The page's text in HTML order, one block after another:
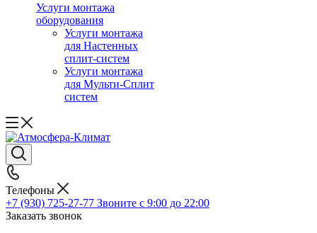
Услуги монтажа
оборудования
Услуги монтажа
для Настенных
сплит-систем
Услуги монтажа
для Мульти-Сплит
систем
Телефоны
+7 (930) 725-27-77 Звоните с 9:00 до 22:00
Заказать звонок